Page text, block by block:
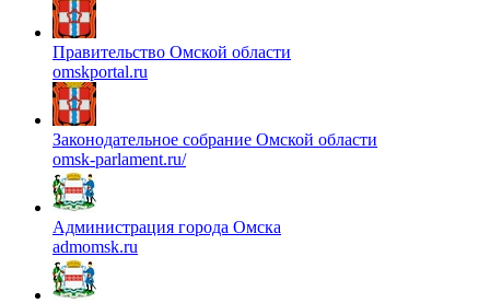
Правительство Омской области
omskportal.ru
Законодательное собрание Омской области
omsk-parlament.ru/
Администрация города Омска
admomsk.ru